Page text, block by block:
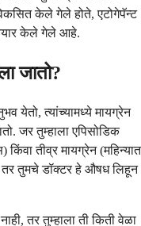
केले गेले होते, एटोगेपॅन्ट
केले गेले आहे.
जातो?
येतो, त्यांच्यामध्ये मायग्रेन
जर तुम्हाला एपिसोडिक
किंवा तीव्र मायग्रेन (महिन्यात
तुमचे डॉक्टर हे औषध लिहून
तर तुम्हाला ती किती वेळा